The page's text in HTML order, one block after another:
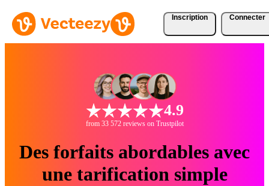
Inscription Connecter
4.9
from 33 572 reviews on Trustpilot
Des forfaits abordables avec
une tarification simple